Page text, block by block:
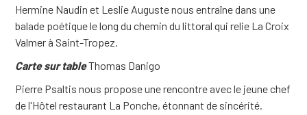
Hermine Naudin et Leslie Auguste nous entraîne dans une
balade poétique le long du chemin du littoral qui relie La Croix
Valmer à Saint-Tropez.
Carte sur tableThomas Danigo
Pierre Psaltis nous propose une rencontre avec le jeune chef
de l'Hôtel restaurant La Ponche, étonnant de sincérité.